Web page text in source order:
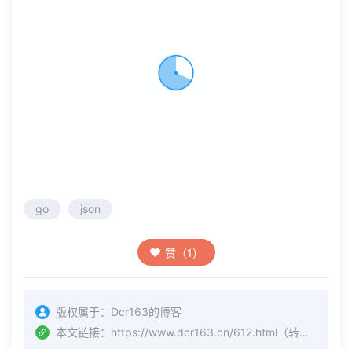
go json
赞（1）
版权属于： Dcr163的博客
本文链接： https://www.dcr163.cn/612.html （转载时请注明本文出处及文章链接）